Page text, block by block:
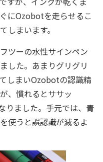
にOzobotを走らせるこ
しまいます。
ツーの水性サインペン
した。あまりグリグリ
しまいOzobotの認識精
、慣れるとササッ
りました。手元では、青
使うと誤認識が減るよ